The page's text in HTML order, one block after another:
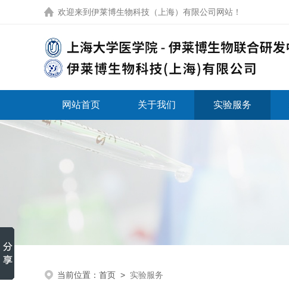
欢迎来到 伊莱博生物科技（上海）有限公司网站 ！
网站首页 关于我们 实验服务
当前位置： 首页 > 实验服务